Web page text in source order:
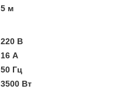
5 м
220 В
16 А
50 Гц
3500 Вт